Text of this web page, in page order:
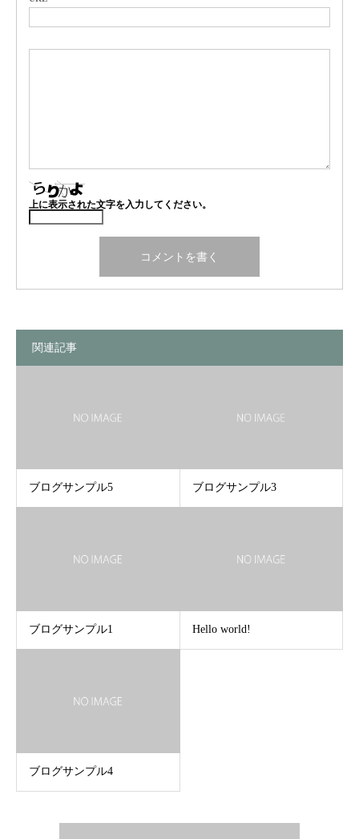
上に表示された文字を入力してください。
関連記事
ブログサンプル5 ブログサンプル3
ブログサンプル1 Hello world!
ブログサンプル4